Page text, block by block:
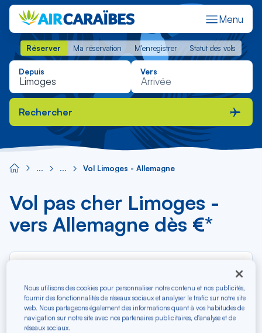
Menu
Réserver Ma réservation M'enregistrer Statut des vols
Réserver Ma réservation M'enregistrer Statut des vols
Depuis Vers
Rechercher
Vol Limoges - Allemagne
Vol pas cher Limoges -
vers Allemagne dès €*
Limoges
la
liste
Vers
Pour aller vers
Nous utilisons des cookies pour personnaliser notre contenu et nos publicités,
fournir des fonctionnalités de réseaux sociaux et analyser le trafic sur notre site
web. Nous partageons également des informations quant à vos habitudes de
navigation sur notre site avec nos partenaires publicitaires, d'analyse et de
réseaux sociaux.